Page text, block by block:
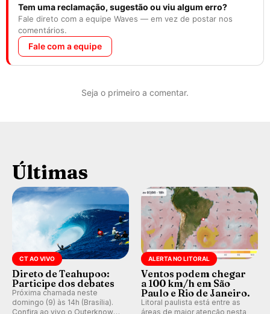
Tem uma reclamação, sugestão ou viu algum erro?
Fale direto com a equipe Waves — em vez de postar nos
comentários.
Fale com a equipe
Seja o primeiro a comentar.
Últimas
CT AO VIVO
Direto de Teahupoo:
Participe dos debates
Próxima chamada neste
domingo (9) às 14h (Brasília).
Confira ao vivo o Outerknown
ALERTA NO LITORAL
Ventos podem chegar
a 100 km/h em São
Paulo e Rio de Janeiro.
Litoral paulista está entre as
áreas de maior atenção nesta